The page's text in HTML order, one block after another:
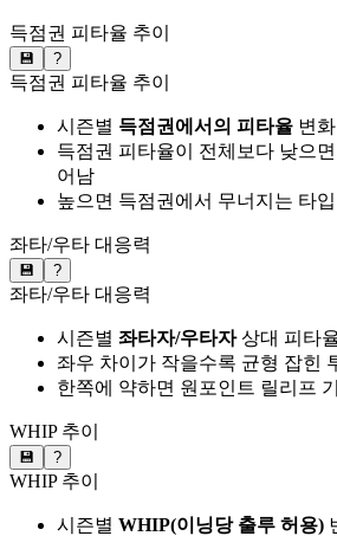
득점권 피타율 추이
💾 ?
득점권 피타율 추이
시즌별 득점권에서의 피타율 변
득점권 피타율이 전체보다 낮으
어남
높으면 득점권에서 무너지는 타입
좌타/우타 대응력
💾 ?
좌타/우타 대응력
시즌별 좌타자/우타자상대 피타
좌우 차이가 작을수록 균형 잡힌
한쪽에 약하면 원포인트 릴리프
WHIP 추이
💾 ?
WHIP 추이
시즌별 WHIP(이닝당 출루 허용)